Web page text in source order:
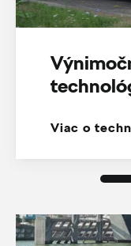
Viac o